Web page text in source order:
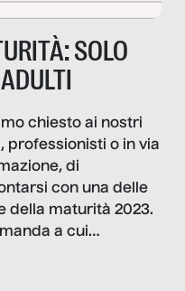
SOLO
chiesto ai nostri
professionisti o in via
di
con una delle
della maturità 2023.
a cui